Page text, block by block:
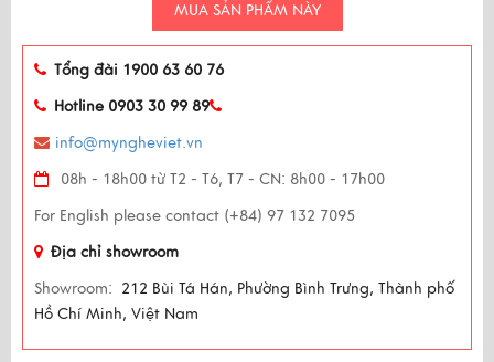
MUA SẢN PHẨM NÀY
Tổng đài 1900 63 60 76
Hotline 0903 30 99 89
info@myngheviet.vn
08h - 18h00 từ T2 - T6, T7 - CN: 8h00 - 17h00
For English please contact (+84) 97 132 7095
Địa chỉ showroom
Showroom: 212 Bùi Tá Hán, Phường Bình Trưng, Thành phố
Hồ Chí Minh, Việt Nam